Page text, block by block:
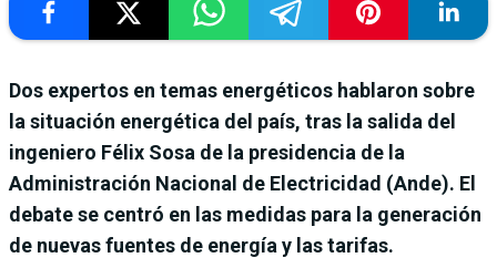
Dos expertos en temas energéticos hablaron sobre
la situación energética del país, tras la salida del
ingeniero Félix Sosa de la presidencia de la
Administración Nacional de Electricidad (Ande). El
debate se centró en las medidas para la generación
de nuevas fuentes de energía y las tarifas.